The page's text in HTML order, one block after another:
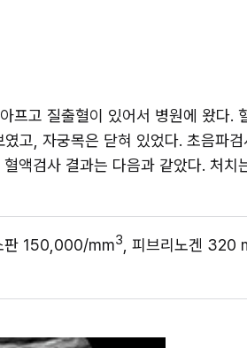
프고 질출혈이 있어서 병원에 왔
고, 자궁목은 닫혀 있었다. 초음파
액검사 결과는 다음과 같았다. 처치
판 150,000/mm3
, 피브리노겐